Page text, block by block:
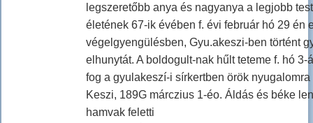
legszeretőbb anya és nagyanya a legjobb
életének 67-ik évében f. évi február hó 29 én
végelgyengülésben, Gyu.akeszi-ben történt
elhunytát. A boldogult-nak hűlt teteme f. hó 3-
fog a gyulakeszí-i sírkertben örök nyugalomra
Keszi, 189G márczius 1-éo. Áldás és béke
hamvak feletti